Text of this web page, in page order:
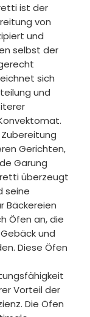
ist der
von
und
selbst der
sich
und
Gerichten,
Garung
überzeugt
seine
Bäckereien
Öfen an, die
und
Diese Öfen
Vorteil der
Die Öfen